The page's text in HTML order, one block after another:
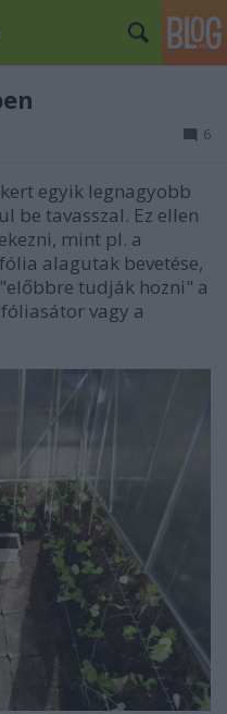
6
egyik legnagyobb
be tavasszal. Ez ellen
mint pl. a
alagutak bevetése,
tudják hozni" a
vagy a